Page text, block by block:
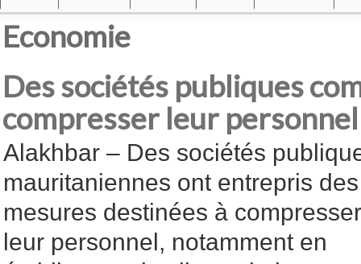
Economie
Des sociétés publiques
compresser leur personnel
Alakhbar – Des sociétés
mauritaniennes ont entrepris des
mesures destinées à compresser
leur personnel, notamment en